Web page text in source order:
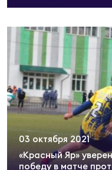
«Красный Яр»
победу в матче
03 октября 2021